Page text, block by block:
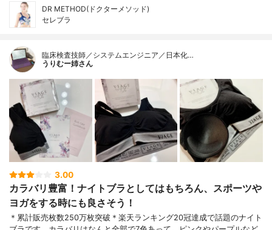
DR METHOD(ドクターメソッド)
セレブラ
臨床検査技師／システムエンジニア／日本化…
うりむー姉さん
3.00
カラバリ豊富！ナイトブラとしてはもちろん、スポーツや
ヨガをする時にも良さそう！
＊累計販売枚数250万枚突破＊楽天ランキング20冠達成で話題のナイト